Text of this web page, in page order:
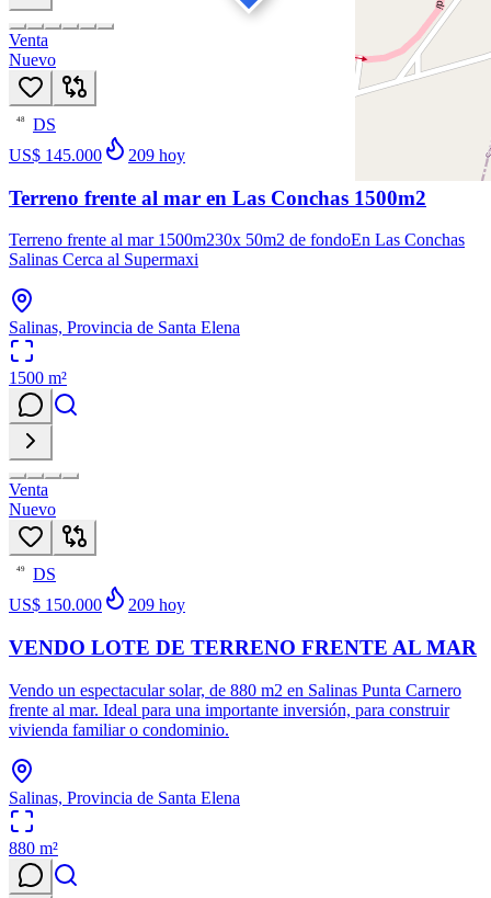
Venta
Nuevo
48
DS
US$ 145.000
209 hoy
Terreno frente al mar en Las Conchas 1500m2
Terreno frente al mar 1500m230x 50m2 de fondoEn Las Conchas
Salinas Cerca al Supermaxi
Salinas, Provincia de Santa Elena
1500 m²
Venta
Nuevo
49
DS
US$ 150.000
209 hoy
VENDO LOTE DE TERRENO FRENTE AL MAR
Vendo un espectacular solar, de 880 m2 en Salinas Punta Carnero
frente al mar. Ideal para una importante inversión, para construir
vivienda familiar o condominio.
Salinas, Provincia de Santa Elena
880 m²